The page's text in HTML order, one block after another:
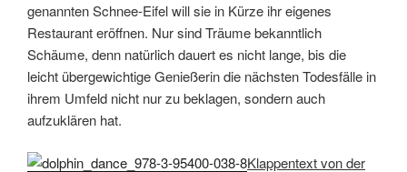
genannten Schnee-Eifel will sie in Kürze ihr eigenes
Restaurant eröffnen. Nur sind Träume bekanntlich
Schäume, denn natürlich dauert es nicht lange, bis die
leicht übergewichtige Genießerin die nächsten Todesfälle in
ihrem Umfeld nicht nur zu beklagen, sondern auch
aufzuklären hat.
Klappentext von der